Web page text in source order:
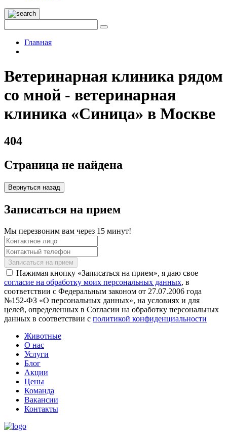
Главная
Ветеринарная клиника рядом
со мной - ветеринарная
клиника «Синица» в Москве
404
Страница не найдена
Вернуться назад
Записаться на прием
Мы перезвоним вам через 15 минут!
Нажимая кнопку «Записаться на прием», я даю свое
согласие на обработку моих персональных данных, в
соответствии с Федеральным законом от 27.07.2006 года
№152-ФЗ «О персональных данных», на условиях и для
целей, определенных в Согласии на обработку персональных
данных в соответствии с политикой конфиденциальности
Животные
О нас
Услуги
Блог
Акции
Цены
Команда
Вакансии
Контакты